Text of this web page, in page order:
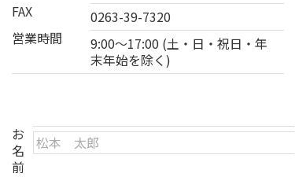
FAX
0263-39-7320
営業時間
9:00～17:00 (土・日・祝日・年
末年始を除く)
お
名
前